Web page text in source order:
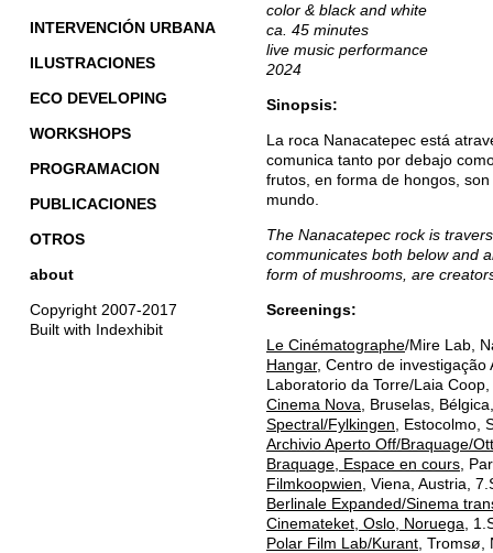
INTERVENCIÓN URBANA
ILUSTRACIONES
ECO DEVELOPING
WORKSHOPS
PROGRAMACION
PUBLICACIONES
OTROS
about
Copyright 2007-2017
Built with Indexhibit
color & black and white
ca. 45 minutes
live music performance
2024
Sinopsis:
La roca Nanacatepec está
comunica tanto por debajo
frutos, en forma de hongos,
mundo.
The Nanacatepec rock is
communicates both below and
form of mushrooms, are
Screenings:
Le Cinématographe/Mire Lab,
Hangar, Centro de investigação
Laboratorio da Torre/Laia
Cinema Nova , Bruselas,
Spectral/Fylkingen , Estocolmo,
Archivio Aperto Off/Braquage/
Braquage, Espace en cours ,
Filmkoopwien , Viena, Austria,
Berlinale Expanded/Sinema
Cinemateket, Oslo, Noruega ,
Polar Film Lab/Kurant ,